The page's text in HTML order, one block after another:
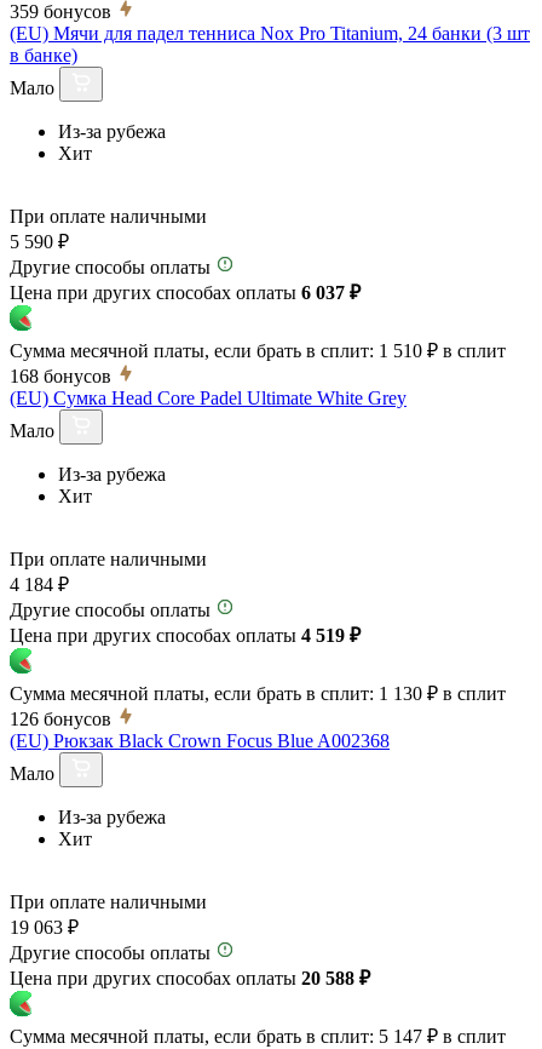
359 бонусов
(EU) Мячи для падел тенниса Nox Pro Titanium, 24 банки (3 шт
в банке)
Мало
Из-за рубежа
Хит
При оплате наличными
5 590 ₽
Другие способы оплаты
Цена при других способах оплаты 6 037 ₽
Сумма месячной платы, если брать в сплит: 1 510 ₽ в сплит
168 бонусов
(EU) Сумка Head Core Padel Ultimate White Grey
Мало
Из-за рубежа
Хит
При оплате наличными
4 184 ₽
Другие способы оплаты
Цена при других способах оплаты 4 519 ₽
Сумма месячной платы, если брать в сплит: 1 130 ₽ в сплит
126 бонусов
(EU) Рюкзак Black Crown Focus Blue A002368
Мало
Из-за рубежа
Хит
При оплате наличными
19 063 ₽
Другие способы оплаты
Цена при других способах оплаты 20 588 ₽
Сумма месячной платы, если брать в сплит: 5 147 ₽ в сплит